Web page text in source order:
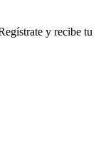
y recibe tu